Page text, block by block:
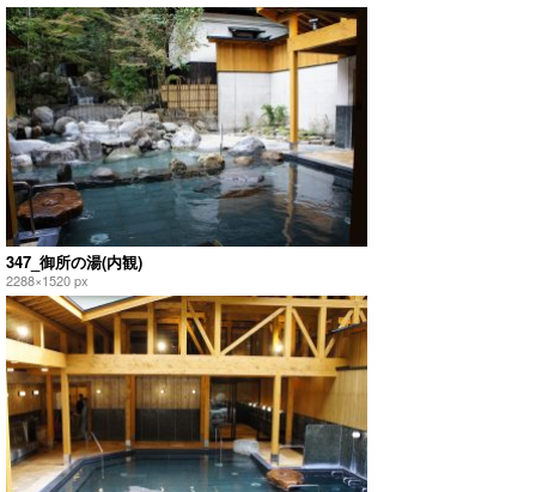
347_御所の湯(内観)
2288×1520 px